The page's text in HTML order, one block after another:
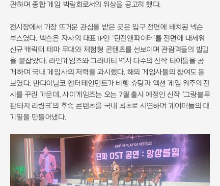
관하며 종합 게임 박람회로서의 위상을 공고히 했다.
전시장에서 가장 뜨거운 관심을 받은 곳은 입구 전면에 배치된 넥슨
부스였다. 넥슨은 자사의 대표 IP인 ‘던전앤파이터’를 전면에 내세워
신규 캐릭터 테마 무대와 체험형 콘텐츠를 선보이며 관람객들의 발길
을 붙잡았다. 라인게임즈와 그라비티 역시 다수의 신작 타이틀을 공
개하며 국내 게임사의 저력을 과시했다. 해외 게임사들의 참여도 돋
보였다. 반다이남코 엔터테인먼트가 비행 슈팅과 액션 게임 위주의 전
시를 꾸린 가운데, 사이게임즈는 오는 7월 출시 예정인 신작 ‘그랑블루
판타지 리링크’의 후속 콘텐츠를 국내 최초로 시연하며 게이머들의 대
기열을 만들어냈다.